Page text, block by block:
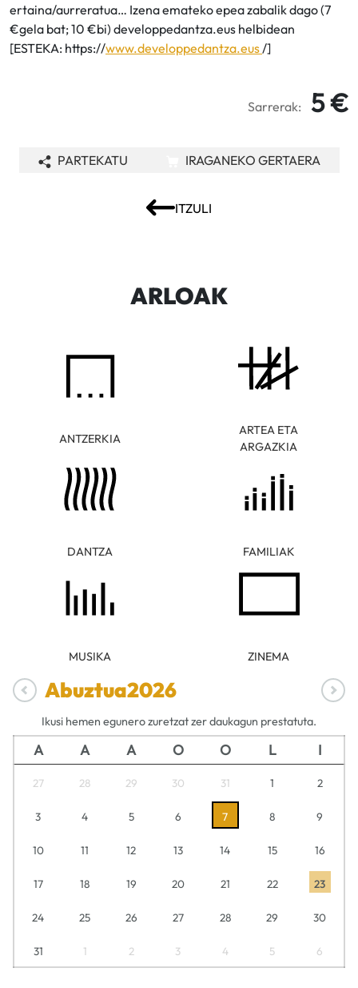
ertaina/aurreratua… Izena emateko epea zabalik dago (7
€gela bat; 10 €bi) developpedantza.eus helbidean
[ESTEKA: https://www.developpedantza.eus /]
Sarrerak: 5 €
ITZULI
PARTEKATU IRAGANEKO GERTAERA
ARLOAK
ANTZERKIA
ARTEA ETA
ARGAZKIA
DANTZA FAMILIAK
MUSIKA ZINEMA
Abuztua2026
Ikusi hemen egunero zuretzat zer daukagun prestatuta.
A A A O O L I
27 28 29 30 31 1 2
3 4 5 6 7 8 9
10 11 12 13 14 15 16
17 18 19 20 21 22 23
24 25 26 27 28 29 30
31 1 2 3 4 5 6